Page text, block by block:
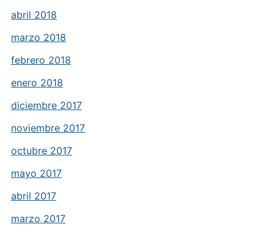
abril 2018
marzo 2018
febrero 2018
enero 2018
diciembre 2017
noviembre 2017
octubre 2017
mayo 2017
abril 2017
marzo 2017